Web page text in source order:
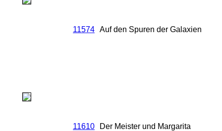
11574 Auf den Spuren der Galaxien
11610 Der Meister und Margarita